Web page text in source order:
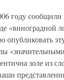
году сообщили
«виноградной
опубликовать
золе из